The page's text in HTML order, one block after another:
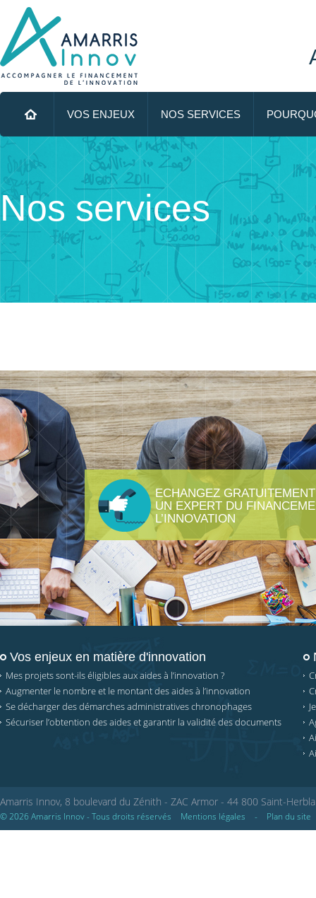
ALLER AU CONTENU PRINCIPAL
VOS ENJEUX NOS SERVICES
Nos services
ECHANGEZ
UN EXPERT DU
L’INNOVATION
Vos enjeux en matière d'innovation
Mes projets sont-ils éligibles aux aides à l’innovation ?
Augmenter le nombre et le montant des aides à l’innovation
Se décharger des démarches administratives chronophages
Sécuriser l’obtention des aides et garantir la validité des documents
Amarris Innov, 8 boulevard du Zénith - ZAC Armor - 44 800 Saint-
© 2026 Amarris Innov - Tous droits réservés Mentions légales - Plan du site